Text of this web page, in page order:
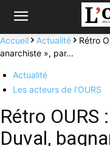
Accueil Actualité
Rétro
anarchiste », par...
Actualité
Les acteurs de l'OURS
Rétro OURS
Duval,